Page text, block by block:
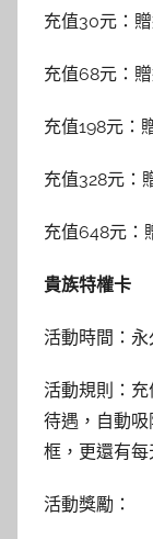
充值30元：
充值68元：
充值198元：
充值328元：
充值648元：
貴族特權卡
活動時間：永
活動規則：
待遇，自動
框，更還有每
活動獎勵：